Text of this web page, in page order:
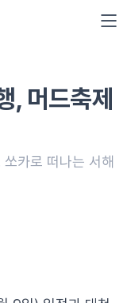
, 머드축제
쏘카로 떠나는 서해